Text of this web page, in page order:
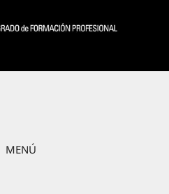
MENÚ